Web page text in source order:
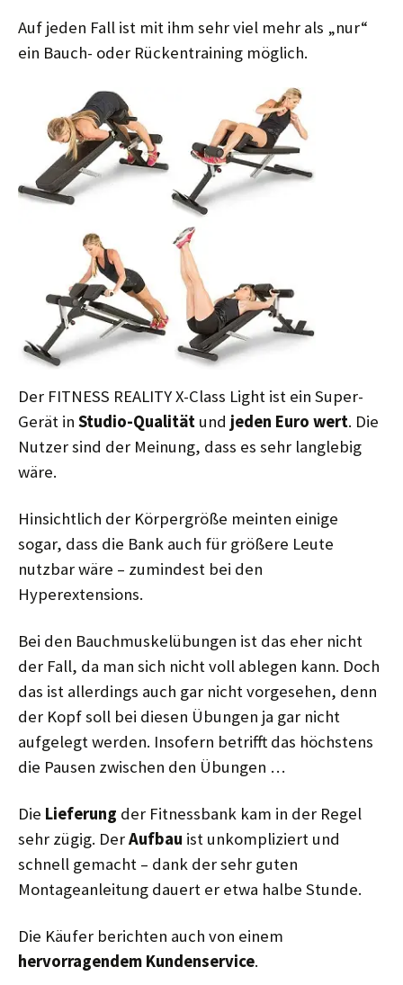
Auf jeden Fall ist mit ihm sehr viel mehr als „nur“
ein Bauch- oder Rückentraining möglich.
Der FITNESS REALITY X-Class Light ist ein Super-
Gerät in Studio-Qualität und jeden Euro wert. Die
Nutzer sind der Meinung, dass es sehr langlebig
wäre.
Hinsichtlich der Körpergröße meinten einige
sogar, dass die Bank auch für größere Leute
nutzbar wäre – zumindest bei den
Hyperextensions.
Bei den Bauchmuskelübungen ist das eher nicht
der Fall, da man sich nicht voll ablegen kann. Doch
das ist allerdings auch gar nicht vorgesehen, denn
der Kopf soll bei diesen Übungen ja gar nicht
aufgelegt werden. Insofern betrifft das höchstens
die Pausen zwischen den Übungen …
Die Lieferung der Fitnessbank kam in der Regel
sehr zügig. DerAufbau ist unkompliziert und
schnell gemacht – dank der sehr guten
Montageanleitung dauert er etwa halbe Stunde.
Die Käufer berichten auch von einem
hervorragendem Kundenservice.